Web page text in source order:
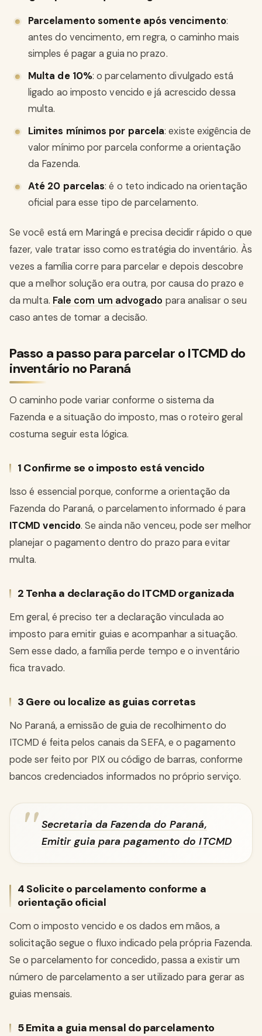
Parcelamento somente após vencimento:
antes do vencimento, em regra, o caminho mais
simples é pagar a guia no prazo.
Multa de 10%: o parcelamento divulgado está
ligado ao imposto vencido e já acrescido dessa
multa.
Limites mínimos por parcela: existe exigência de
valor mínimo por parcela conforme a orientação
da Fazenda.
Até 20 parcelas: é o teto indicado na orientação
oficial para esse tipo de parcelamento.
Se você está em Maringá e precisa decidir rápido o que
fazer, vale tratar isso como estratégia do inventário. Às
vezes a família corre para parcelar e depois descobre
que a melhor solução era outra, por causa do prazo e
da multa. Fale com um advogado para analisar o seu
caso antes de tomar a decisão.
Passo a passo para parcelar o ITCMD do
inventário no Paraná
O caminho pode variar conforme o sistema da
Fazenda e a situação do imposto, mas o roteiro geral
costuma seguir esta lógica.
1 Confirme se o imposto está vencido
Isso é essencial porque, conforme a orientação da
Fazenda do Paraná, o parcelamento informado é para
ITCMD vencido. Se ainda não venceu, pode ser melhor
planejar o pagamento dentro do prazo para evitar
multa.
2 Tenha a declaração do ITCMD organizada
Em geral, é preciso ter a declaração vinculada ao
imposto para emitir guias e acompanhar a situação.
Sem esse dado, a família perde tempo e o inventário
fica travado.
3 Gere ou localize as guias corretas
No Paraná, a emissão de guia de recolhimento do
ITCMD é feita pelos canais da SEFA, e o pagamento
pode ser feito por PIX ou código de barras, conforme
bancos credenciados informados no próprio serviço.
Secretaria da Fazenda do Paraná,
Emitir guia para pagamento do ITCMD
4 Solicite o parcelamento conforme a
orientação oficial
Com o imposto vencido e os dados em mãos, a
solicitação segue o fluxo indicado pela própria Fazenda.
Se o parcelamento for concedido, passa a existir um
número de parcelamento a ser utilizado para gerar as
guias mensais.
5 Emita a guia mensal do parcelamento